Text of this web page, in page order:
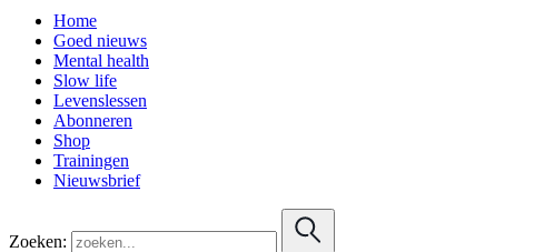
Home
Goed nieuws
Mental health
Slow life
Levenslessen
Abonneren
Shop
Trainingen
Nieuwsbrief
Zoeken: